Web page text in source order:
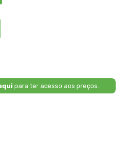
para ter acesso aos preços.